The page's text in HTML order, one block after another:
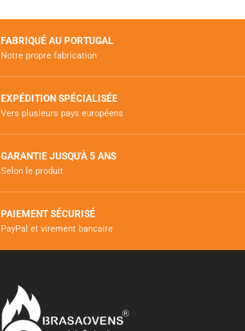
FABRIQUÉ AU PORTUGAL
Notre propre fabrication
EXPÉDITION SPÉCIALISÉE
Vers plusieurs pays européens
GARANTIE JUSQU'À 5 ANS
Selon le produit
PAIEMENT SÉCURISÉ
PayPal et virement bancaire